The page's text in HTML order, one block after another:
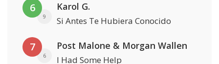
6
9
Karol G.
Si Antes Te Hubiera Conocido
7
6
Post Malone & Morgan Wallen
I Had Some Help